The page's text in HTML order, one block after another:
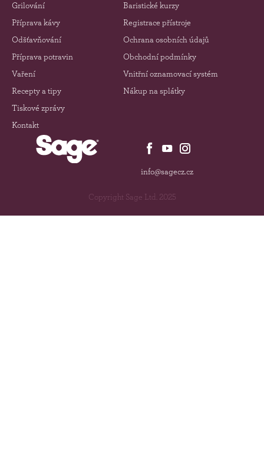
Grilování
Příprava kávy
Odšťavňování
Příprava potravin
Vaření
Recepty a tipy
Tiskové zprávy
Kontakt
Baristické kurzy
Registrace přístroje
Ochrana osobních údajů
Obchodní podmínky
Vnitřní oznamovací systém
Nákup na splátky
info@sagecz.cz
Copyright Sage Ltd. 2025